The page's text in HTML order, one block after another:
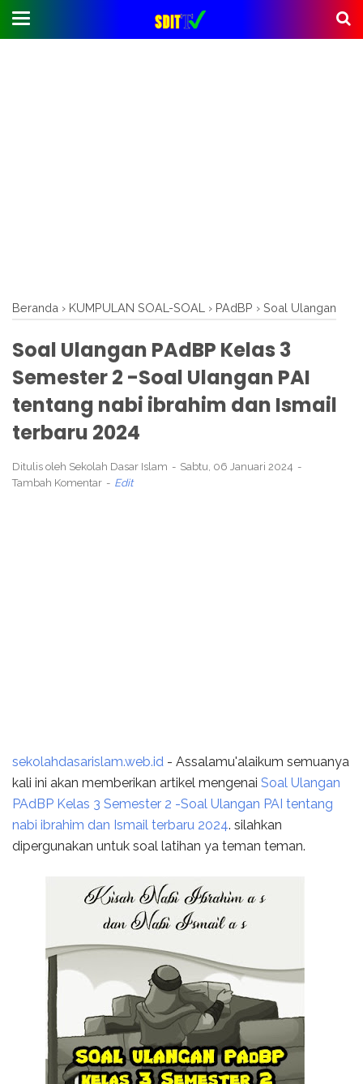
Beranda › KUMPULAN SOAL-SOAL › PAdBP › Soal Ulangan
Soal Ulangan PAdBP Kelas 3
Semester 2 -Soal Ulangan PAI
tentang nabi ibrahim dan Ismail
terbaru 2024
Ditulis oleh Sekolah Dasar Islam
Sabtu, 06 Januari 2024
Tambah Komentar
Edit
sekolahdasarislam.web.id - Assalamu'alaikum semuanya
kali ini akan memberikan artikel mengenai Soal Ulangan
PAdBP Kelas 3 Semester 2 -Soal Ulangan PAI tentang
nabi ibrahim dan Ismail terbaru 2024. silahkan
dipergunakan untuk soal latihan ya teman teman.